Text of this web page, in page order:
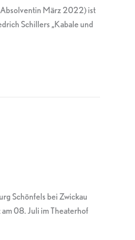
Absolventin März 2022) ist
Schillers „Kabale und
Schönfels bei Zwickau
08. Juli im Theaterhof